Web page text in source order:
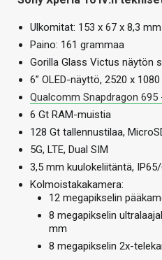
Ulkomitat: 153 x 67 x 8,3 mm
Paino: 161 grammaa
Gorilla Glass Victus näytön
6” OLED-näyttö, 2520 x
Qualcomm Snapdragon 695
6 Gt RAM-muistia
128 Gt tallennustilaa,
5G, LTE, Dual SIM
3,5 mm kuulokeliitäntä,
Kolmoistakakamera:
12 megapikselin
8 megapikselin
mm
8 megapikselin 2x-